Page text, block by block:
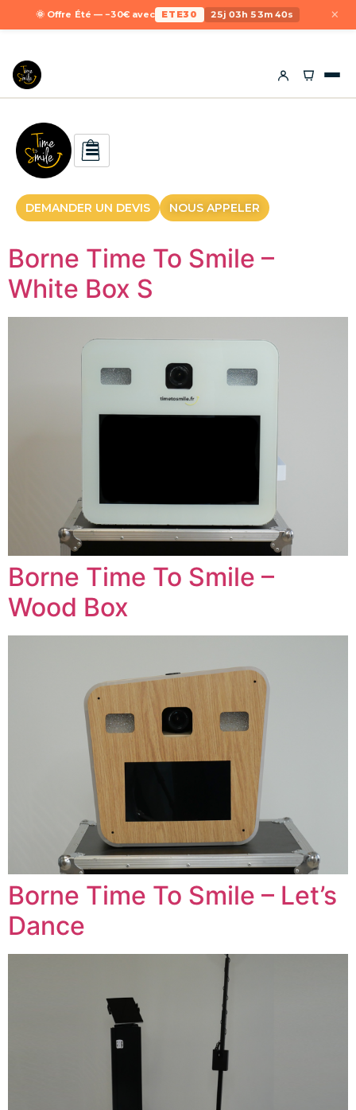
🌞 Offre Été — −30€ avec ETE30 25j 03h 53m 39s ×
DEMANDER UN DEVIS NOUS APPELER
Borne Time To Smile –
White Box S
Borne Time To Smile –
Wood Box
Borne Time To Smile – Let’s
Dance